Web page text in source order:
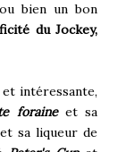
bien un bon
du Jockey,
intéressante,
foraine et sa
sa liqueur de